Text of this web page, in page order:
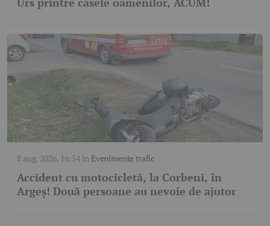
8 aug. 2026, 16:54în Evenimente trafic
Accident cu motocicletă, la Corbeni, în
Argeș! Două persoane au nevoie de ajutor